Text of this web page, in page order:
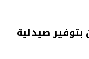
صيدلية